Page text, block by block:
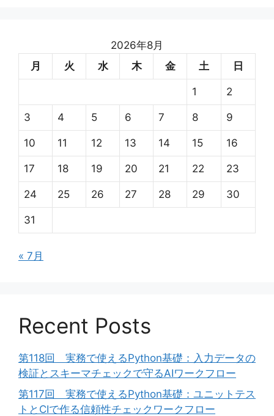
2026年8月
月
火 水 木 金 土 日
1 2
3 4 5 6 7 8 9
10 11 12 13 14 15 16
17 18 19 20 21 22 23
24 25 26 27 28 29 30
31
« 7月
Recent Posts
第118回 実務で使えるPython基礎：入力データの
検証とスキーマチェックで守るAIワークフロー
第117回 実務で使えるPython基礎：ユニットテス
トとCIで作る信頼性チェックワークフロー